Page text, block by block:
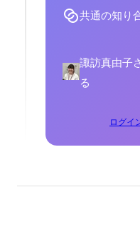
共通の知り
諏訪真由子
る
ログイ